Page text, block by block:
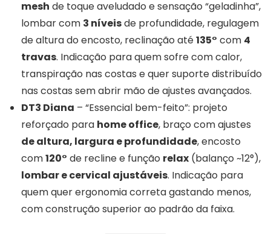
mesh de toque aveludado e sensação “geladinha”,
lombar com 3 níveisde profundidade, regulagem
de altura do encosto, reclinação até135° com 4
travas. Indicação para quem sofre com calor,
transpiração nas costas e quer suporte distribuído
nas costas sem abrir mão de ajustes avançados.
DT3 Diana – “Essencial bem-feito”: projeto
reforçado para home office, braço com ajustes
de altura, largura e profundidade, encosto
com120° de recline e função relax (balanço ~12°),
lombar e cervical ajustáveis. Indicação para
quem quer ergonomia correta gastando menos,
com construção superior ao padrão da faixa.